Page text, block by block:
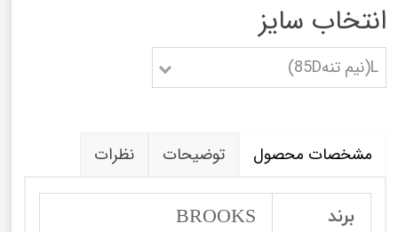
انتخاب سایز
L(نیم تنه85D)
مشخصات محصول توضیحات نظرات
برند BROOKS